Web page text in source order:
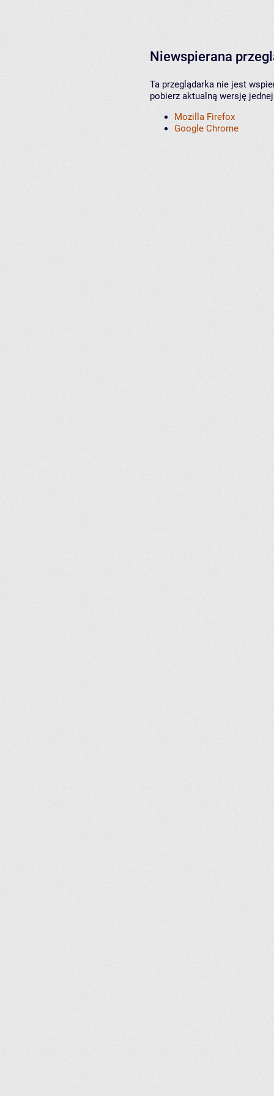
Niewspierana
Ta przeglądarka nie jest
pobierz aktualną wersję
Mozilla Firefox
Google Chrome